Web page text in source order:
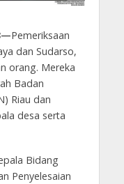
Pemeriksaan
dan Sudarso,
orang. Mereka
Badan
Riau dan
desa serta
Bidang
Penyelesaian